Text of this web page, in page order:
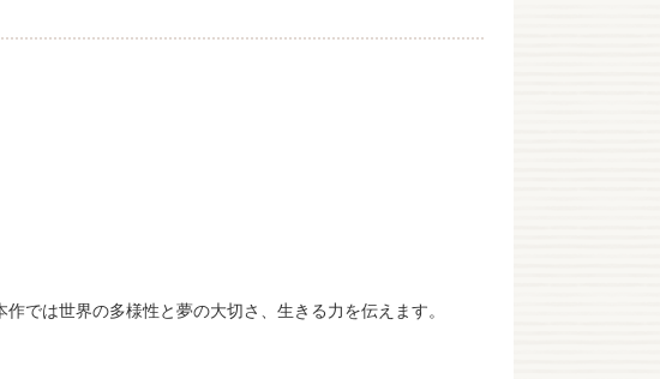
では世界の多様性と夢の大切さ、生きる力を伝えます。